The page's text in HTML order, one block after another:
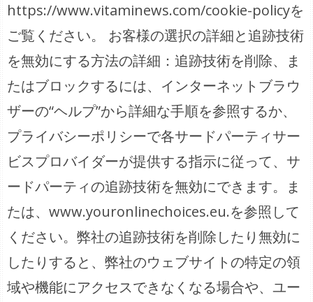
https://www.vitaminews.com/cookie-policyを
ご覧ください。 お客様の選択の詳細と追跡技術
を無効にする方法の詳細：追跡技術を削除、ま
たはブロックするには、インターネットブラウ
ザーの“ヘルプ”から詳細な手順を参照するか、
プライバシーポリシーで各サードパーティサー
ビスプロバイダーが提供する指示に従って、サ
ードパーティの追跡技術を無効にできます。ま
たは、www.youronlinechoices.eu.を参照して
ください。弊社の追跡技術を削除したり無効に
したりすると、弊社のウェブサイトの特定の領
域や機能にアクセスできなくなる場合や、ユー